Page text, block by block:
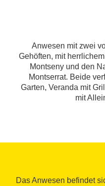
Anwesen mit zwei
Gehöften, mit
Montseny und den
Montserrat. Beide
Garten, Veranda mit
mit
Das Anwesen befindet